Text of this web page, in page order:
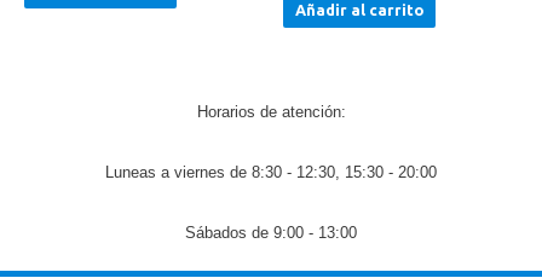
Añadir al carrito
Horarios de atención:
Luneas a viernes de 8:30 - 12:30, 15:30 - 20:00
Sábados de 9:00 - 13:00